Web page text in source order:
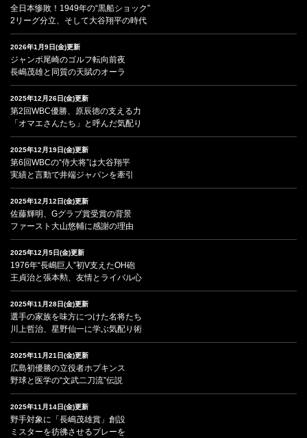
全日本惨敗！1949年の“黒船ショック”
2リーグ分立、そして大谷翔平の時代
2026年1月9日(金)更新
ジャンボ尾崎のゴルフ転向前夜
長嶋茂雄と同質の天賦のオーラ
2025年12月26日(金)更新
第2回WBC優勝、原辰徳の支える力
「オマエさんたち」と呼んだ気配り
2025年12月19日(金)更新
第6回WBCの“侍大将”は大谷翔平
実績と言動で井端ジャパンを牽引
2025年12月12日(金)更新
佐藤輝明、Gグラブ賞受賞の背景
ファースト大山悠輔に感謝の理由
2025年12月5日(金)更新
1976年“長嶋巨人”初V支えたOH砲
王貞治と張本勲、友情とライバル心
2025年11月28日(金)更新
選手の家族を味方につけた名将たち
川上哲治、星野仙一に学ぶ気配り術
2025年11月21日(金)更新
広島初優勝の立役者ホプキンス
野球と医学の“文武二刀流”伝説
2025年11月14日(金)更新
野手対象に「長嶋茂雄賞」創設
ミスターを彷彿させるプレーを